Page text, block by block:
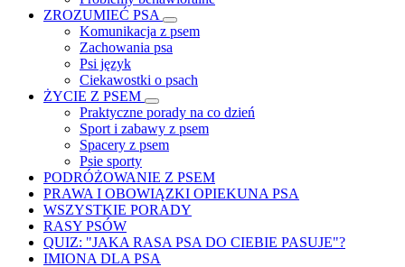
ZROZUMIEĆ PSA
Komunikacja z psem
Zachowania psa
Psi język
Ciekawostki o psach
ŻYCIE Z PSEM
Praktyczne porady na co dzień
Sport i zabawy z psem
Spacery z psem
Psie sporty
PODRÓŻOWANIE Z PSEM
PRAWA I OBOWIĄZKI OPIEKUNA PSA
WSZYSTKIE PORADY
RASY PSÓW
QUIZ: "JAKA RASA PSA DO CIEBIE PASUJE"?
IMIONA DLA PSA